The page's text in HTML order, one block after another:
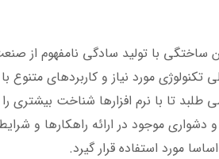
ساختگی با تولید سادگی نامفهوم از
تکنولوژی مورد نیاز و کاربردهای
تا با نرم افزارها شناخت بیشتری
دشواری موجود در ارائه راهکارها و
مورد استفاده قرار گیرد.